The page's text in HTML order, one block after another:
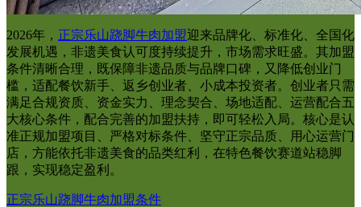
2026年， 正宗乐山跷脚牛肉加盟迎来品牌化、标准化、全国化
发展机遇，非遗美食认可度持续提升，市场需求旺盛。其加盟
条件清晰合理，既保障非遗品质与品牌口碑，又降低创业门
槛，适配餐饮新手、返乡创业者、小成本投资者。创业者只需
满足合规资质、资金实力、理念契合、场地适配、运营配合五
大核心条件，配合完善的加盟扶持，即可轻松入局。核心是认
准正规加盟项目、严格对标条件、坚守正宗品质、用心运营门
店，方能依托非遗美食的品类红利，在特色餐饮赛道站稳脚
跟，实现稳定盈利。
正宗乐山跷脚牛肉加盟条件